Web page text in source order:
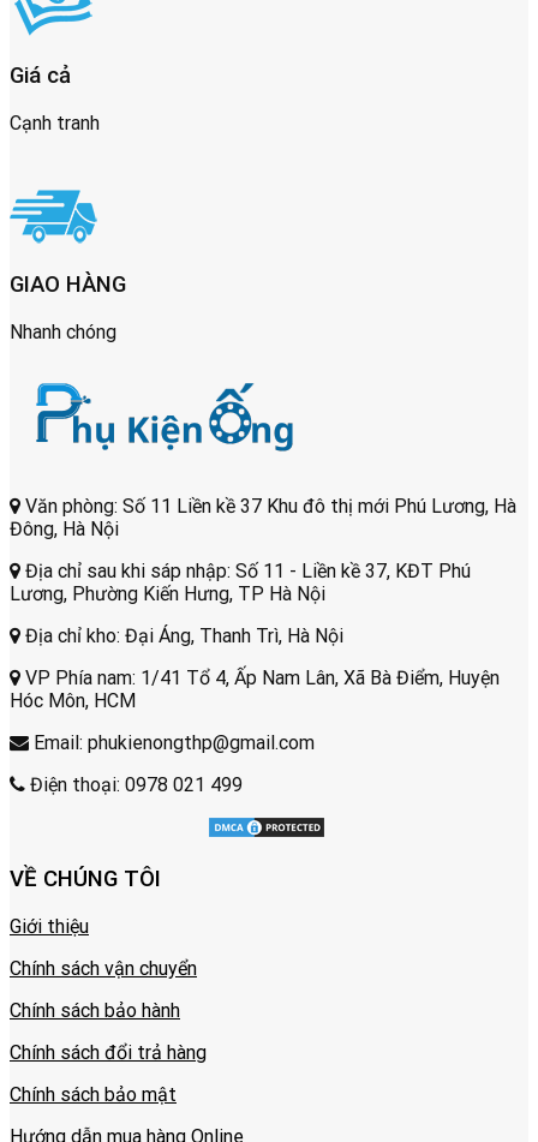
Giá cả
Cạnh tranh
GIAO HÀNG
Nhanh chóng
Văn phòng: Số 11 Liền kề 37 Khu đô thị mới Phú Lương, Hà
Đông, Hà Nội
Địa chỉ sau khi sáp nhập: Số 11 - Liền kề 37, KĐT Phú
Lương, Phường Kiến Hưng, TP Hà Nội
Địa chỉ kho: Đại Áng, Thanh Trì, Hà Nội
VP Phía nam: 1/41 Tổ 4, Ấp Nam Lân, Xã Bà Điểm, Huyện
Hóc Môn, HCM
Email: phukienongthp@gmail.com
Điện thoại: 0978 021 499
VỀ CHÚNG TÔI
Giới thiệu
Chính sách vận chuyển
Chính sách bảo hành
Chính sách đổi trả hàng
Chính sách bảo mật
Hướng dẫn mua hàng Online